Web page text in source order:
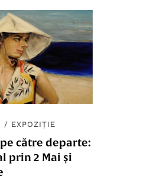
/ EXPOZIȚIE
către departe:
prin 2 Mai și